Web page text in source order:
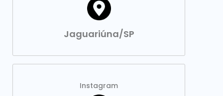
Jaguariúna/SP
Instagram